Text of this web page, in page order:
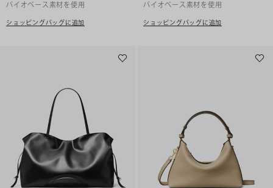
バイオベース素材を使用
ショッピングバッグに追加
バイオベース素材を使用
ショッピングバッグに追加